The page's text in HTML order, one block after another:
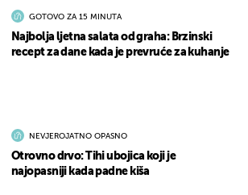
GOTOVO ZA 15 MINUTA
Najbolja ljetna salata od graha: Brzinski
recept za dane kada je prevruće za kuhanje
NEVJEROJATNO OPASNO
Otrovno drvo: Tihi ubojica koji je
najopasniji kada padne kiša